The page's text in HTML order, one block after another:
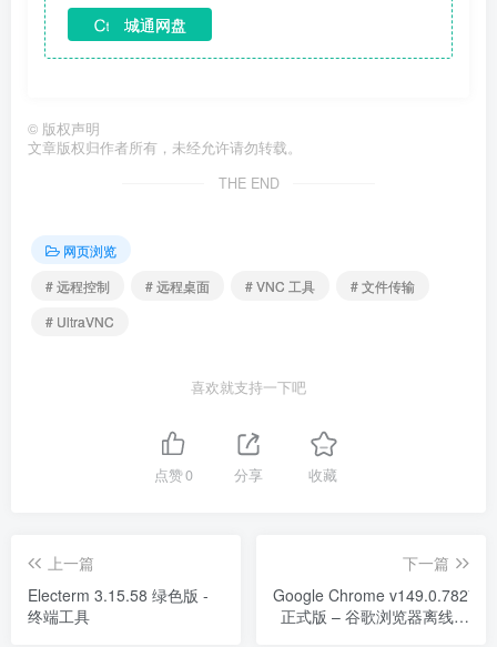
城通网盘
© 版权声明
文章版权归作者所有，未经允许请勿转载。
THE END
网页浏览
# 远程控制
# 远程桌面 # VNC 工具
# 文件传输
# UltraVNC
喜欢就支持一下吧
点赞0 分享 收藏
上一篇
Electerm 3.15.58 绿色版 -
终端工具
下一篇
Google Chrome
正式版 – 谷歌浏览器离线安